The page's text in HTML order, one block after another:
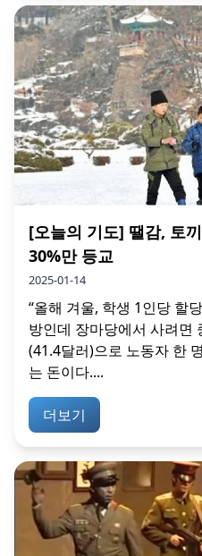
[오늘의 기도] 땔감, 토
30%만 등교
2025-01-14
“올해 겨울, 학생 1인당 할
방인데 장마당에서 사려면
(41.4달러)으로 노동자 한
는 돈이다....
더보기